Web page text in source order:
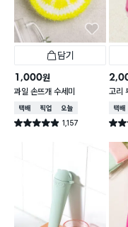
담기
1,000원
과일 손뜨개 수세미
택배배송매장픽업오늘배송
별점 4.9점 1,157
건 작성
고리
택배
별점